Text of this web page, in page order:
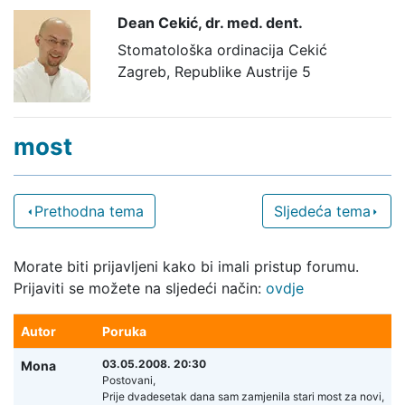
Dean Cekić, dr. med. dent.
Stomatološka ordinacija Cekić
Zagreb, Republike Austrije 5
most
Prethodna tema Sljedeća tema
Morate biti prijavljeni kako bi imali pristup forumu.
Prijaviti se možete na sljedeći način: ovdje
Autor Poruka
Mona
03.05.2008. 20:30
Postovani,
Prije dvadesetak dana sam zamjenila stari most za novi,